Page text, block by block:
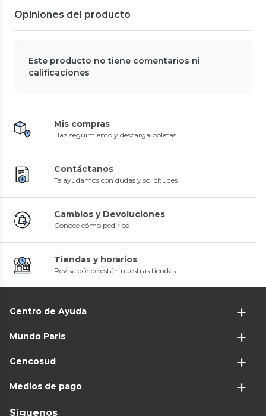
Opiniones del producto
Este producto no tiene comentarios ni
calificaciones
Mis compras
Haz seguimiento y descarga boletas
Contáctanos
Te ayudamos con dudas y solicitudes
Cambios y Devoluciones
Conoce cómo pedirlos
Tiendas y horarios
Revisa dónde están nuestras tiendas
Centro de Ayuda
Mundo Paris
Cencosud
Medios de pago
Síguenos